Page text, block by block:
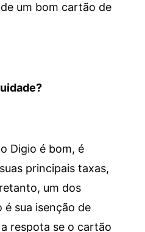
um bom cartão de
Digio é bom, é
principais taxas,
um dos
sua isenção de
respota se o cartão